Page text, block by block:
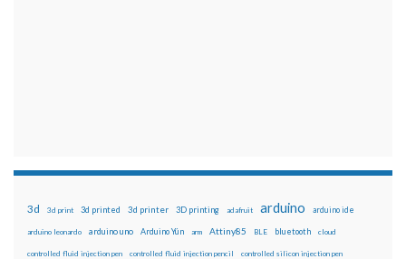
3d 3d print 3d printed 3d printer 3D printing adafruit arduino arduino ide
arduino leonardo arduino uno Arduino Yún arm Attiny85 BLE bluetooth cloud
controlled fluid injection pen controlled fluid injection pencil controlled silicon injection pen